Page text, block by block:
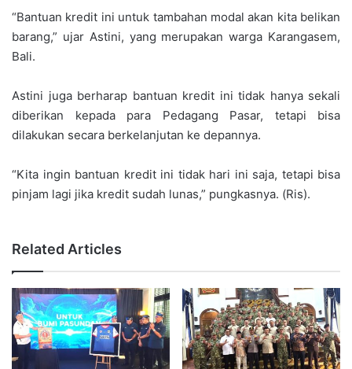
“Bantuan kredit ini untuk tambahan modal akan kita belikan
barang,” ujar Astini, yang merupakan warga Karangasem,
Bali.
Astini juga berharap bantuan kredit ini tidak hanya sekali
diberikan kepada para Pedagang Pasar, tetapi bisa
dilakukan secara berkelanjutan ke depannya.
“Kita ingin bantuan kredit ini tidak hari ini saja, tetapi bisa
pinjam lagi jika kredit sudah lunas,” pungkasnya. (Ris).
Related Articles